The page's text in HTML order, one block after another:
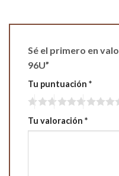
Sé el primero en
96U”
Tu puntuación *
Tu valoración *